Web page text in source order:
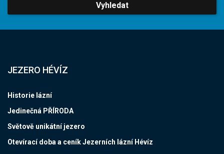
Vyhledat
JEZERO HÉVÍZ
Historie lázní
Jedinečná PŘÍRODA
Světově unikátní jezero
Otevírací doba a ceník Jezerních lázní Hévíz